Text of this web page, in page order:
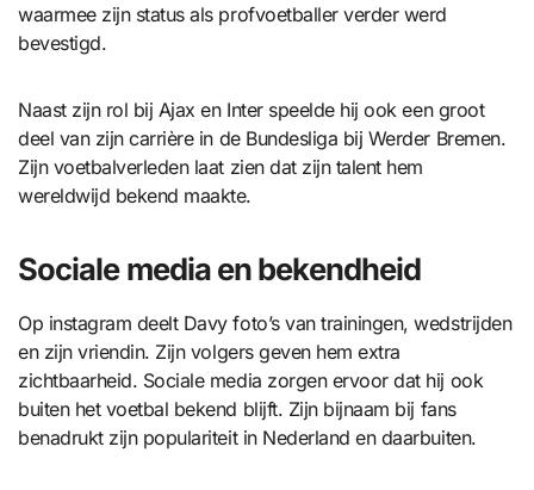
waarmee zijn status als profvoetballer verder werd
bevestigd.
Naast zijn rol bij Ajax en Inter speelde hij ook een groot
deel van zijn carrière in de Bundesliga bij Werder Bremen.
Zijn voetbalverleden laat zien dat zijn talent hem
wereldwijd bekend maakte.
Sociale media en bekendheid
Op instagram deelt Davy foto’s van trainingen, wedstrijden
en zijn vriendin. Zijn volgers geven hem extra
zichtbaarheid. Sociale media zorgen ervoor dat hij ook
buiten het voetbal bekend blijft. Zijn bijnaam bij fans
benadrukt zijn populariteit in Nederland en daarbuiten.